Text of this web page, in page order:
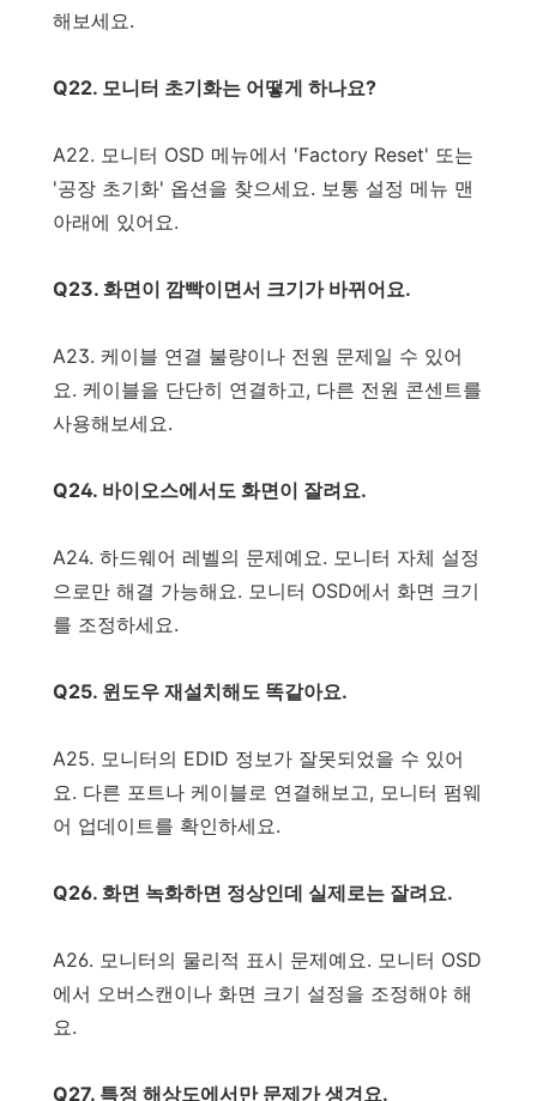
해보세요.
Q22. 모니터 초기화는 어떻게 하나요?
A22. 모니터 OSD 메뉴에서 'Factory Reset' 또는
'공장 초기화' 옵션을 찾으세요. 보통 설정 메뉴 맨
아래에 있어요.
Q23. 화면이 깜빡이면서 크기가 바뀌어요.
A23. 케이블 연결 불량이나 전원 문제일 수 있어
요. 케이블을 단단히 연결하고, 다른 전원 콘센트를
사용해보세요.
Q24. 바이오스에서도 화면이 잘려요.
A24. 하드웨어 레벨의 문제예요. 모니터 자체 설정
으로만 해결 가능해요. 모니터 OSD에서 화면 크기
를 조정하세요.
Q25. 윈도우 재설치해도 똑같아요.
A25. 모니터의 EDID 정보가 잘못되었을 수 있어
요. 다른 포트나 케이블로 연결해보고, 모니터 펌웨
어 업데이트를 확인하세요.
Q26. 화면 녹화하면 정상인데 실제로는 잘려요.
A26. 모니터의 물리적 표시 문제예요. 모니터 OSD
에서 오버스캔이나 화면 크기 설정을 조정해야 해
요.
Q27. 특정 해상도에서만 문제가 생겨요.